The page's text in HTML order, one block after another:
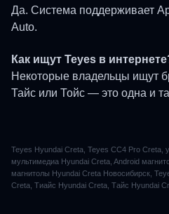
Да. Система поддерживает
Auto.
Как ищут Teyes в
Некоторые владельцы ищут
Тайс или Тойс — это одна и
Teyes Hyundai Creta, Teyes CC4 Pro Creta,
мультимедиа Hyundai Creta, Android
магнитолы Hyundai Creta Новосибирск,
Creta, Тиайс Hyundai Creta, Тайс Hyundai
Подберем мультимедиа
ваше авто
свяжется с вами
+7